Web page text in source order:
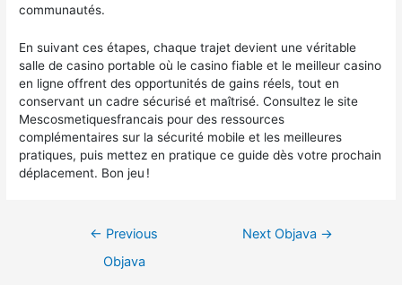
communautés.
En suivant ces étapes, chaque trajet devient une véritable
salle de casino portable où le casino fiable et le meilleur casino
en ligne offrent des opportunités de gains réels, tout en
conservant un cadre sécurisé et maîtrisé. Consultez le site
Mescosmetiquesfrancais pour des ressources
complémentaires sur la sécurité mobile et les meilleures
pratiques, puis mettez en pratique ce guide dès votre prochain
déplacement. Bon jeu !
← Previous
Objava
Next Objava →